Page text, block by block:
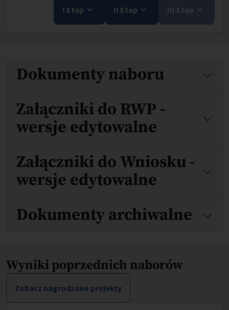
I Etap II Etap III Etap
Pliki
Dokumenty naboru
Załączniki do RWP -
wersje edytowalne
Załączniki do Wniosku -
wersje edytowalne
Dokumenty archiwalne
Wyniki poprzednich naborów
Zobacz nagrodzone projekty